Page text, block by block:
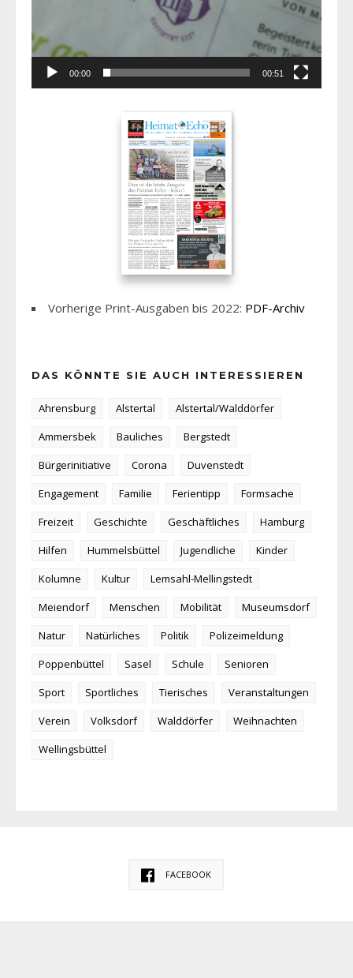
00:00 00:51
Vorherige Print-Ausgaben bis 2022: PDF-Archiv
DAS KÖNNTE SIE AUCH INTERESSIEREN
Ahrensburg Alstertal
Alstertal/Walddörfer
Ammersbek
Bauliches
Bergstedt
Bürgerinitiative
Corona
Duvenstedt
Engagement
Familie Ferientipp
Formsache
Freizeit
Geschichte Geschäftliches
Hamburg
Hilfen
Hummelsbüttel Jugendliche
Kinder
Kolumne
Kultur
Lemsahl-Mellingstedt
Meiendorf
Menschen Mobilität
Museumsdorf
Natur
Natürliches Politik
Polizeimeldung
Poppenbüttel
Sasel Schule
Senioren
Sport
Sportliches Tierisches
Veranstaltungen
Verein
Volksdorf Walddörfer
Weihnachten
Wellingsbüttel
FACEBOOK